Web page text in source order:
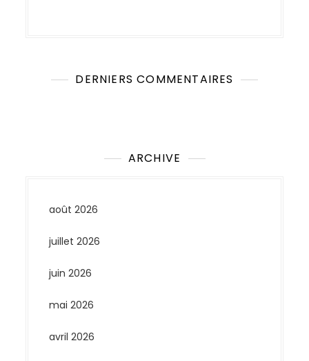
DERNIERS COMMENTAIRES
ARCHIVE
août 2026
juillet 2026
juin 2026
mai 2026
avril 2026